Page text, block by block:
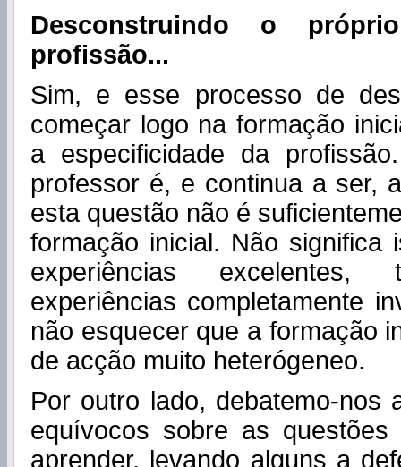
Desconstruindo o
profissão...
Sim, e esse processo de
começar logo na formação
a especificidade da
professor é, e continua a ser,
esta questão não é
formação inicial. Não significa
experiências
experiências completamente
não esquecer que a formação
de acção muito heterógeneo.
Por outro lado, debatemo-nos
equívocos sobre as
aprender, levando alguns a